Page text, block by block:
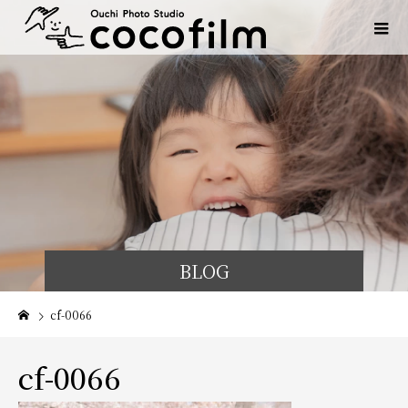
BLOG
cf-0066
cf-0066